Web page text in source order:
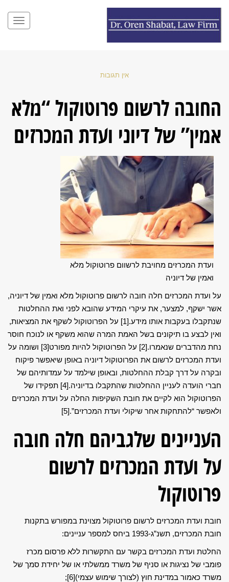
אין תגובות
החובה לרשום פרוטוקול “מלא
אמין” של דיוני ועדת המכרזים
ועדת המכרזים מחויבת לרשוום פרוטוקול מלא
ואמין של דיוניה
על ועדת המכרזים חלה חובה לרשום פרוטוקול מלא ואמין של דיוניה,
אשר ישקף, למצער, את עיקרי המידע שהובא לפני ואת ההחלטות
שנתקבלו בעקבות אותו מידע.[1]
על הפרוטוקול לשקף את המציאות,
ואין לבצע בו תיקונים בשל האמת המרה שהוא משקף או לנוכח חוסר
נחת מהדברים שנאמרו.[2] על הפרוטוקול להיות מפורט[3]
ושומה על
ועדת המכרזים לרשום את הפרוטוקול דיוניה באופן שיאפשר פיקוח
ובקרה על דרך קבלת ההחלטות, ובאופן שילמד על עמדותיהם של
חברי הועדה לעניין ההחלטות שהתקבלו בדיוניה.[4]
תפקידו של
הפרוטוקול הוא לקיים את חובת השקיפות החלה על ועדת המכרזים
ולאפשר “להתחקות אחר שיקולי ועדת המכרזים”.[5]
העניינים שלגביהם חלה חובה
על ועדת המכרזים לרשום
פרוטוקול
חובת ועדת המכרזים לרשום פרוטוקול מצוינת במפורש בתקנות
חובת המכרזים, תשנ”ג-1993 ביחס למספר עניינים:
החלטת ועדת המכרזים בקשר עם התקשרות ללא פרסום מכרז
פומבי של נציגות או סניף של משרד ממשלתי או של יחידת סמך של
משרד כאמור במדינת חוץ (לצורך שימוש עצמי)[6]
;